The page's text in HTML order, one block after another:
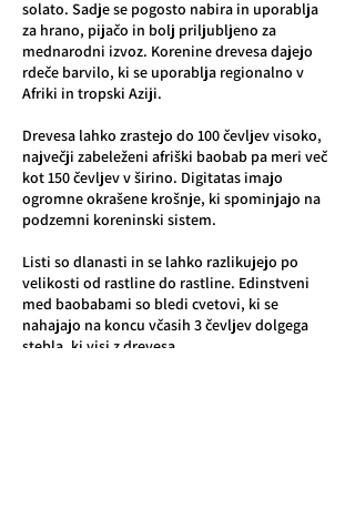
solato. Sadje se pogosto nabira in uporablja
za hrano, pijačo in bolj priljubljeno za
mednarodni izvoz. Korenine drevesa dajejo
rdeče barvilo, ki se uporablja regionalno v
Afriki in tropski Aziji.
Drevesa lahko zrastejo do 100 čevljev visoko,
največji zabeleženi afriški baobab pa meri več
kot 150 čevljev v širino. Digitatas imajo
ogromne okrašene krošnje, ki spominjajo na
podzemni koreninski sistem.
Listi so dlanasti in se lahko razlikujejo po
velikosti od rastline do rastline. Edinstveni
med baobabami so bledi cvetovi, ki se
nahajajo na koncu včasih 3 čevljev dolgega
stebla, ki visi z drevesa.